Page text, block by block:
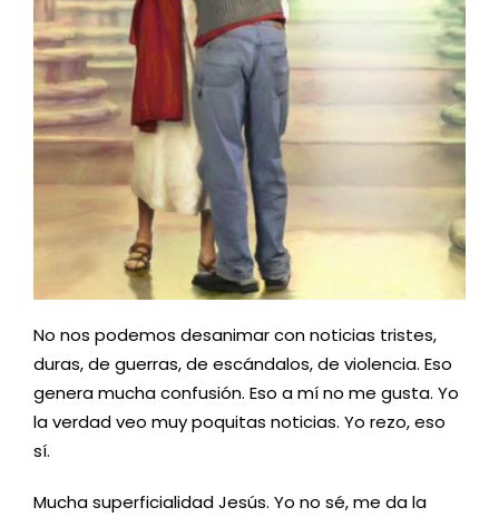
No nos podemos desanimar con noticias tristes,
duras, de guerras, de escándalos, de violencia. Eso
genera mucha confusión. Eso a mí no me gusta. Yo
la verdad veo muy poquitas noticias. Yo rezo, eso
sí.
Mucha superficialidad Jesús. Yo no sé, me da la